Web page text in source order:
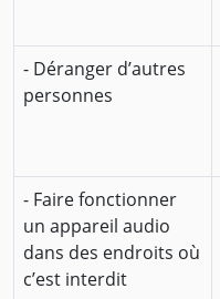
- Déranger d’autres
personnes
- Faire fonctionner
un appareil audio
dans des endroits où
c’est interdit